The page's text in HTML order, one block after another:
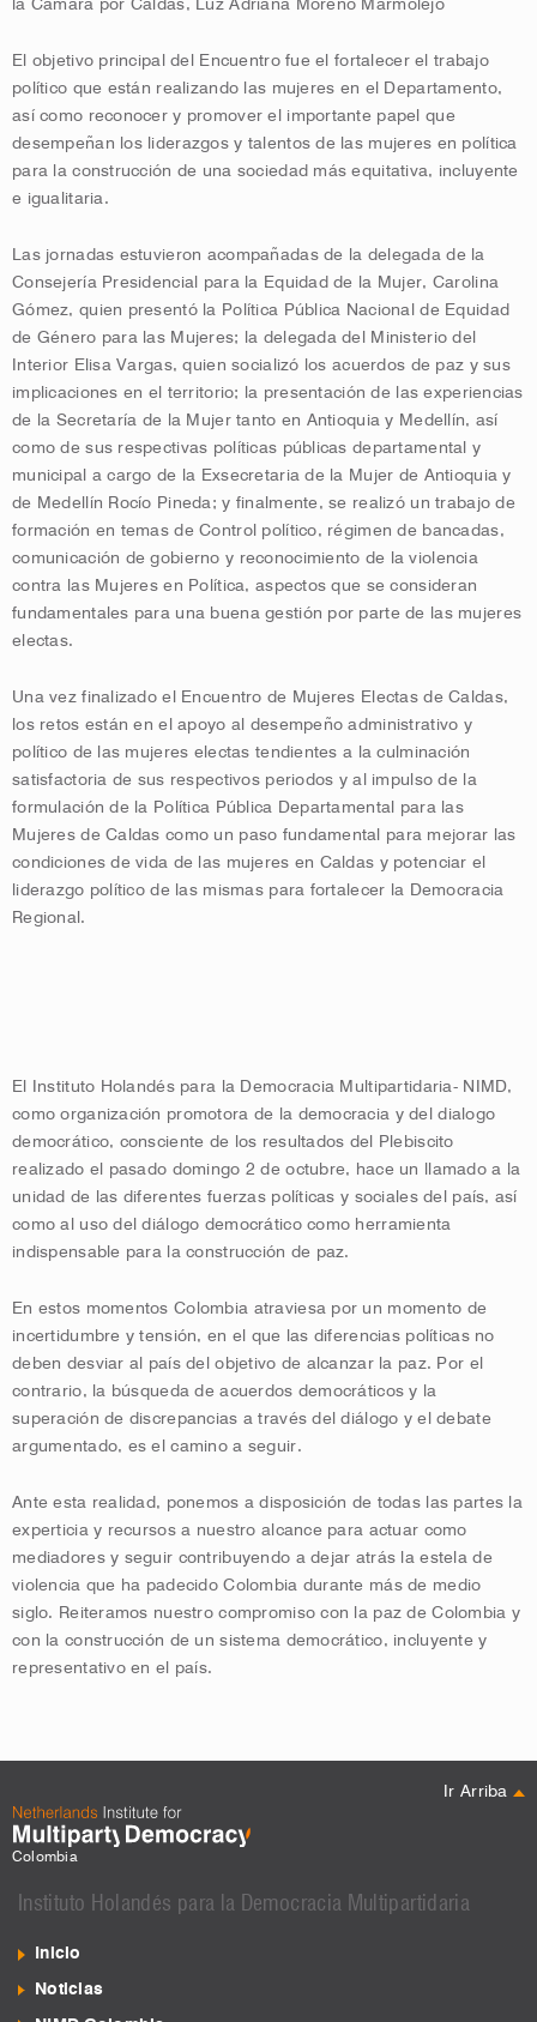
la Cámara por Caldas, Luz Adriana Moreno Marmolejo
El objetivo principal del Encuentro fue el fortalecer el trabajo
político que están realizando las mujeres en el Departamento,
así como reconocer y promover el importante papel que
desempeñan los liderazgos y talentos de las mujeres en política
para la construcción de una sociedad más equitativa, incluyente
e igualitaria.
Las jornadas estuvieron acompañadas de la delegada de la
Consejería Presidencial para la Equidad de la Mujer, Carolina
Gómez, quien presentó la Política Pública Nacional de Equidad
de Género para las Mujeres; la delegada del Ministerio del
Interior Elisa Vargas, quien socializó los acuerdos de paz y sus
implicaciones en el territorio; la presentación de las experiencias
de la Secretaría de la Mujer tanto en Antioquia y Medellín, así
como de sus respectivas políticas públicas departamental y
municipal a cargo de la Exsecretaria de la Mujer de Antioquia y
de Medellín Rocío Pineda; y finalmente, se realizó un trabajo de
formación en temas de Control político, régimen de bancadas,
comunicación de gobierno y reconocimiento de la violencia
contra las Mujeres en Política, aspectos que se consideran
fundamentales para una buena gestión por parte de las mujeres
electas.
Una vez finalizado el Encuentro de Mujeres Electas de Caldas,
los retos están en el apoyo al desempeño administrativo y
político de las mujeres electas tendientes a la culminación
satisfactoria de sus respectivos periodos y al impulso de la
formulación de la Política Pública Departamental para las
Mujeres de Caldas como un paso fundamental para mejorar las
condiciones de vida de las mujeres en Caldas y potenciar el
liderazgo político de las mismas para fortalecer la Democracia
Regional.
El Instituto Holandés para la Democracia Multipartidaria- NIMD,
como organización promotora de la democracia y del dialogo
democrático, consciente de los resultados del Plebiscito
realizado el pasado domingo 2 de octubre, hace un llamado a la
unidad de las diferentes fuerzas políticas y sociales del país, así
como al uso del diálogo democrático como herramienta
indispensable para la construcción de paz.
En estos momentos Colombia atraviesa por un momento de
incertidumbre y tensión, en el que las diferencias políticas no
deben desviar al país del objetivo de alcanzar la paz. Por el
contrario, la búsqueda de acuerdos democráticos y la
superación de discrepancias a través del diálogo y el debate
argumentado, es el camino a seguir.
Ante esta realidad, ponemos a disposición de todas las partes la
experticia y recursos a nuestro alcance para actuar como
mediadores y seguir contribuyendo a dejar atrás la estela de
violencia que ha padecido Colombia durante más de medio
siglo. Reiteramos nuestro compromiso con la paz de Colombia y
con la construcción de un sistema democrático, incluyente y
representativo en el país.
Ir Arriba
Colombia
Instituto Holandés para la Democracia Multipartidaria
Inicio
Noticias